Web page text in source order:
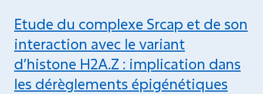
Etude du complexe Srcap et de son
interaction avec le variant
d’histone H2A.Z : implication dans
les dérèglements épigénétiques